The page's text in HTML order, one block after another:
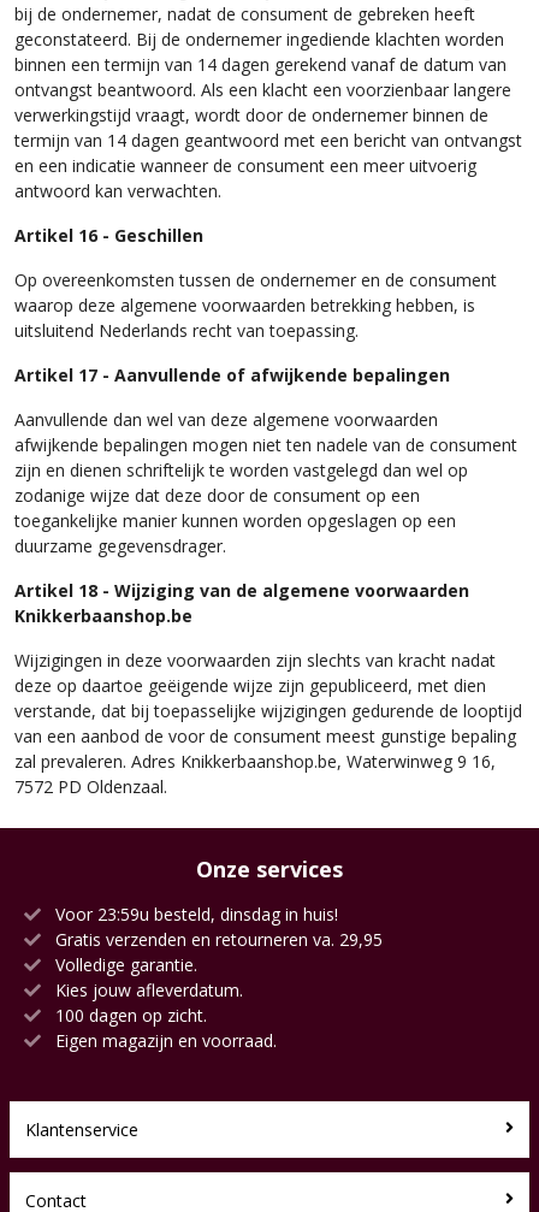
bij de ondernemer, nadat de consument de gebreken heeft
geconstateerd. Bij de ondernemer ingediende klachten worden
binnen een termijn van 14 dagen gerekend vanaf de datum van
ontvangst beantwoord. Als een klacht een voorzienbaar langere
verwerkingstijd vraagt, wordt door de ondernemer binnen de
termijn van 14 dagen geantwoord met een bericht van ontvangst
en een indicatie wanneer de consument een meer uitvoerig
antwoord kan verwachten.
Artikel 16 - Geschillen
Op overeenkomsten tussen de ondernemer en de consument
waarop deze algemene voorwaarden betrekking hebben, is
uitsluitend Nederlands recht van toepassing.
Artikel 17 - Aanvullende of afwijkende bepalingen
Aanvullende dan wel van deze algemene voorwaarden
afwijkende bepalingen mogen niet ten nadele van de consument
zijn en dienen schriftelijk te worden vastgelegd dan wel op
zodanige wijze dat deze door de consument op een
toegankelijke manier kunnen worden opgeslagen op een
duurzame gegevensdrager.
Artikel 18 - Wijziging van de algemene voorwaarden
Knikkerbaanshop.be
Wijzigingen in deze voorwaarden zijn slechts van kracht nadat
deze op daartoe geëigende wijze zijn gepubliceerd, met dien
verstande, dat bij toepasselijke wijzigingen gedurende de looptijd
van een aanbod de voor de consument meest gunstige bepaling
zal prevaleren. Adres Knikkerbaanshop.be, Waterwinweg 9 16,
7572 PD Oldenzaal.
Onze services
Voor 23:59u besteld, dinsdag in huis!
Gratis verzenden en retourneren va. 29,95
Volledige garantie.
Kies jouw afleverdatum.
100 dagen op zicht.
Eigen magazijn en voorraad.
Klantenservice
Contact